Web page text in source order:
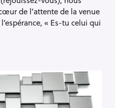
de l’attente de la venue
« Es-tu celui qui